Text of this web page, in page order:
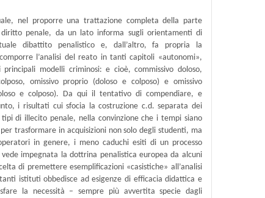
nel proporre una trattazione completa della parte
penale, da un lato informa sugli orientamenti di
dibattito penalistico e, dall’altro, fa propria la
l’analisi del reato in tanti capitoli «autonomi»,
modelli criminosi: e cioè, commissivo doloso,
omissivo proprio (doloso e colposo) e omissivo
e colposo). Da qui il tentativo di compendiare, e
i risultati cui sfocia la costruzione c.d. separata dei
di illecito penale, nella convinzione che i tempi siano
trasformare in acquisizioni non solo degli studenti, ma
in genere, i meno caduchi esiti di un processo
impegnata la dottrina penalistica europea da alcuni
di premettere esemplificazioni «casistiche» all’analisi
istituti obbedisce ad esigenze di efficacia didattica e
la necessità – sempre più avvertita specie dagli